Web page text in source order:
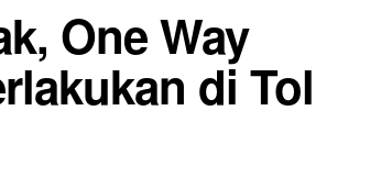
One Way
di Tol